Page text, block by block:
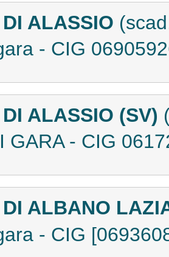
ALASSIO
- CIG
ALASSIO (SV)
GARA - CIG
DI ALBANO
- CIG